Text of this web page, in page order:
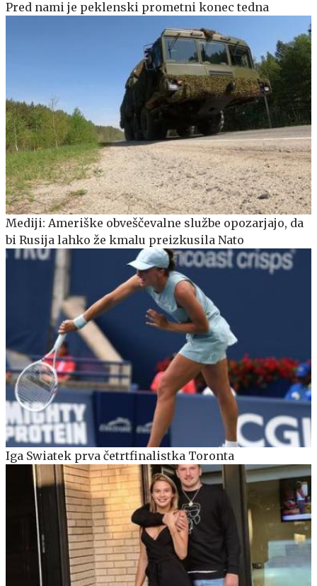
Pred nami je peklenski prometni konec tedna
Mediji: Ameriške obveščevalne službe opozarjajo, da
bi Rusija lahko že kmalu preizkusila Nato
Iga Swiatek prva četrtfinalistka Toronta